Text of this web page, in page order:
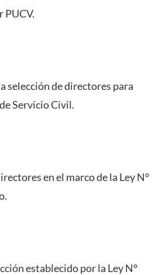
PUCV.
selección de directores para
Servicio Civil.
en el marco de la Ley N°
establecido por la Ley N°